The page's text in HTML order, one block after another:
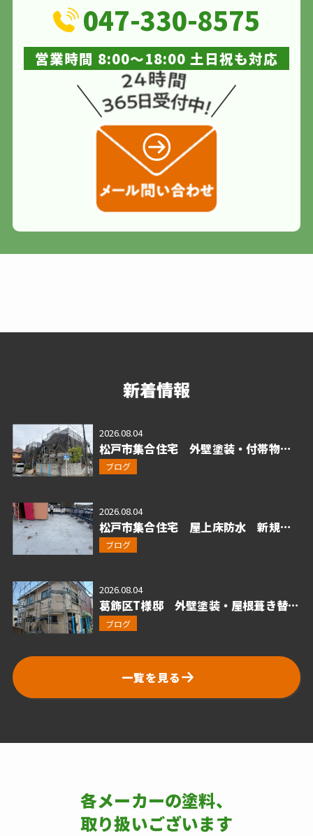
047-330-8575
営業時間 8:00～18:00 土日祝も対応
新着情報
2026.08.04
松戸市集合住宅 外壁塗装・付帯物塗
装 新規工事着工！
ブログ
2026.08.04
松戸市集合住宅 屋上床防水 新規工
事着工！
ブログ
2026.08.04
葛飾区T様邸 外壁塗装・屋根葺き替
え・シート防水 新規工事着工！
ブログ
一覧を見る
各メーカーの塗料、
取り扱いございます